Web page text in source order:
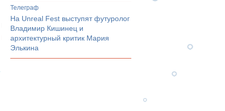
телеграф
На Unreal Fest выступят футуролог
Владимир Кишинец и
архитектурный критик Мария
Элькина